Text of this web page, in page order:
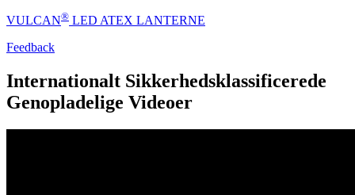
VULCAN® LED ATEX LANTERNE
Feedback
Internationalt Sikkerhedsklassificerede
Genopladelige Videoer